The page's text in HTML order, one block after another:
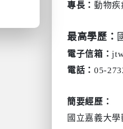
專長：動物
最高學歷：
電子信箱：
電話：05-
簡要經歷：
國立嘉義大